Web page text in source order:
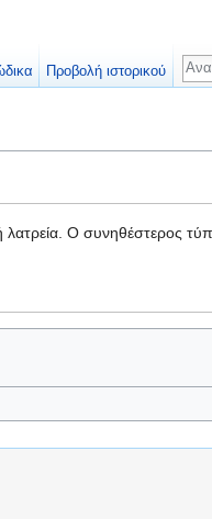
λατρεία. Ο συνηθέστερος
Προβολή ιστορικού